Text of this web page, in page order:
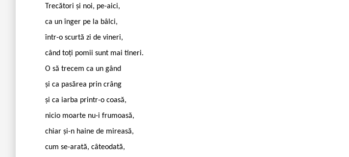
Trecători și noi, pe-aici,
ca un înger pe la bâlci,
într-o scurtă zi de vineri,
când toți pomii sunt mai tineri.
O să trecem ca un gând
și ca pasărea prin crâng
și ca iarba printr-o coasă,
nicio moarte nu-i frumoasă,
chiar și-n haine de mireasă,
cum se-arată, câteodată,